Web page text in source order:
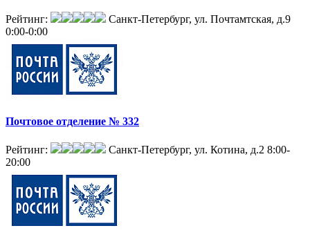
Рейтинг:
Санкт-Петербург, ул. Почтамтская, д.9
0:00-0:00
Почтовое отделение № 332
Рейтинг: Санкт-Петербург, ул. Котина, д.2 8:00-
20:00